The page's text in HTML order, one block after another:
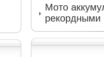
Мото
рекордными